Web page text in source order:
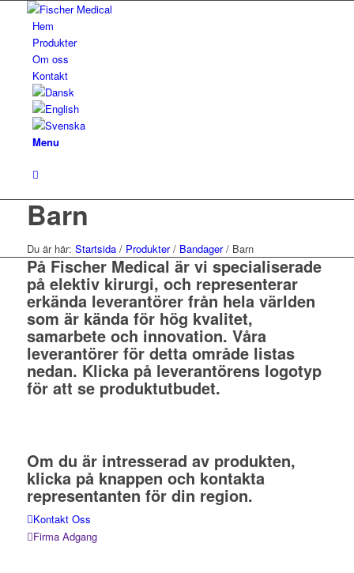
Hem
Produkter
Om oss
Kontakt
Menu
Barn
Du är här: Startsida / Produkter / Bandager / Barn
På Fischer Medical är vi specialiserade
på elektiv kirurgi, och representerar
erkända leverantörer från hela världen
som är kända för hög kvalitet,
samarbete och innovation. Våra
leverantörer för detta område listas
nedan. Klicka på leverantörens logotyp
för att se produktutbudet.
Om du är intresserad av produkten,
klicka på knappen och kontakta
representanten för din region.
Kontakt Oss
Firma Adgang